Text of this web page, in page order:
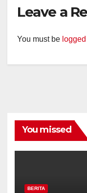
Leave a
You must be
You missed
BERITA